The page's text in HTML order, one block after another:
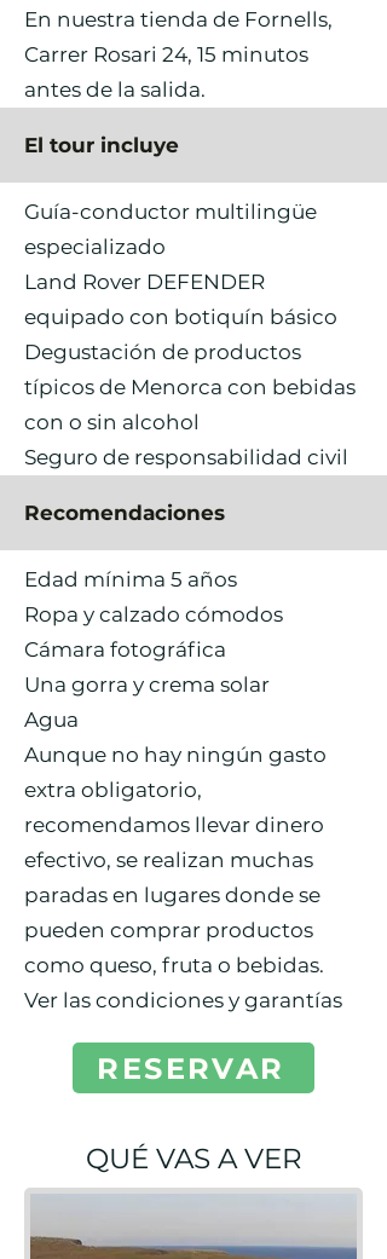
En nuestra tienda de Fornells,
Carrer Rosari 24, 15 minutos
antes de la salida.
El tour incluye
Guía-conductor multilingüe
especializado
Land Rover DEFENDER
equipado con botiquín básico
Degustación de productos
típicos de Menorca con bebidas
con o sin alcohol
Seguro de responsabilidad civil
Recomendaciones
Edad mínima 5 años
Ropa y calzado cómodos
Cámara fotográfica
Una gorra y crema solar
Agua
Aunque no hay ningún gasto
extra obligatorio,
recomendamos llevar dinero
efectivo, se realizan muchas
paradas en lugares donde se
pueden comprar productos
como queso, fruta o bebidas.
Ver las condiciones y garantías
RESERVAR
QUÉ VAS A VER